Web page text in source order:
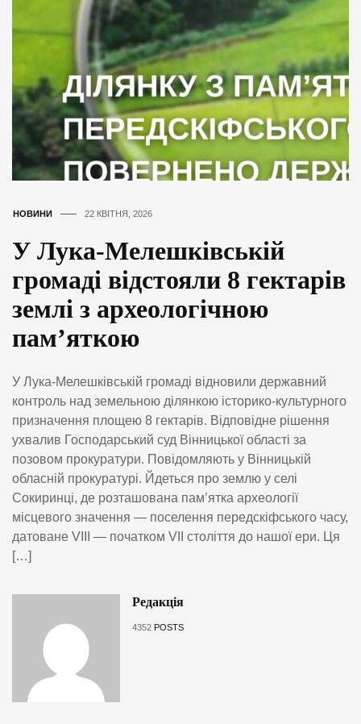
НОВИНИ 22 КВІТНЯ, 2026
У Лука-Мелешківській
громаді відстояли 8 гектарів
землі з археологічною
пам’яткою
У Лука-Мелешківській громаді відновили державний
контроль над земельною ділянкою історико-культурного
призначення площею 8 гектарів. Відповідне рішення
ухвалив Господарський суд Вінницької області за
позовом прокуратури. Повідомляють у Вінницькій
обласній прокуратурі. Йдеться про землю у селі
Сокиринці, де розташована пам’ятка археології
місцевого значення — поселення передскіфського часу,
датоване VIII — початком VII століття до нашої ери. Ця
[…]
Редакція
4352 POSTS